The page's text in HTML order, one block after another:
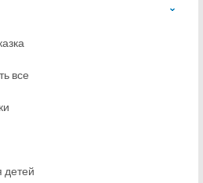
все
детей